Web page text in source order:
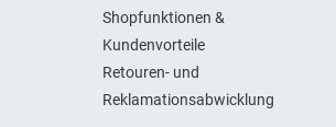
Shopfunktionen &
Kundenvorteile
Retouren- und
Reklamationsabwicklung